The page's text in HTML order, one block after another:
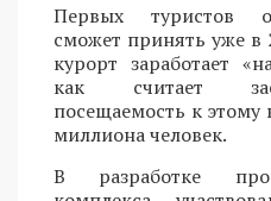
Первых туристов
сможет принять уже в
курорт заработает
как считает
посещаемость к этому
миллиона человек.
В разработке